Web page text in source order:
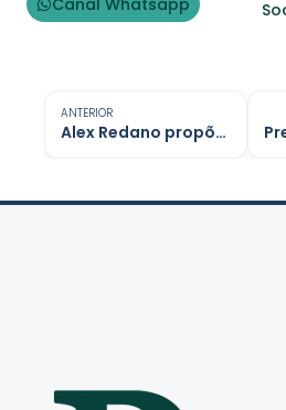
Canal Whatsapp
ANTERIOR
Alex Redano propõe lavanderia industrial para presídios de Ji-Paraná